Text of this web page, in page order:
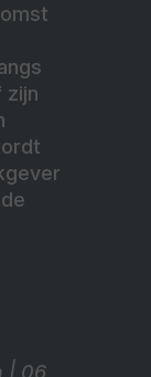
zijn
| 06